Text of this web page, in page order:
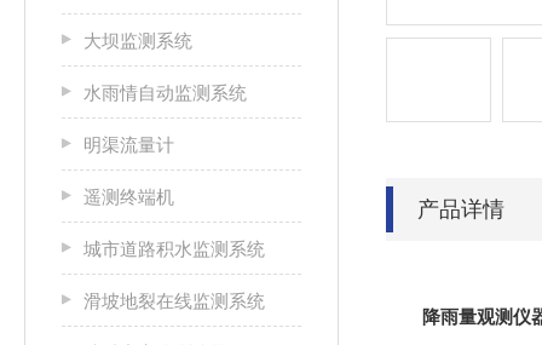
大坝监测系统
水雨情自动监测系统
明渠流量计
遥测终端机
城市道路积水监测系统
滑坡地裂在线监测系统
产品详情
降雨量观测仪